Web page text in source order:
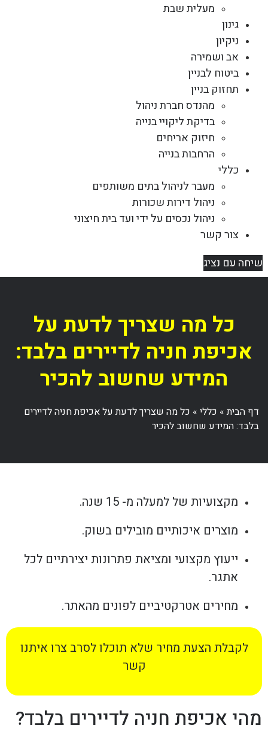
מעלית שבת
גינון
ניקיון
אב ושמירה
ביטוח לבניין
תחזוק בניין
מהנדס חברת ניהול
בדיקת ליקויי בנייה
חיזוק אריחים
הרחבות בנייה
כללי
מעבר לניהול בתים משותפים
ניהול דירות שכורות
ניהול נכסים על ידי ועד בית חיצוני
צור קשר
שיחה עם נציג
כל מה שצריך לדעת על
אכיפת חניה לדיירים בלבד:
המידע שחשוב להכיר
דף הבית» כללי» כל מה שצריך לדעת על אכיפת חניה לדיירים
בלבד: המידע שחשוב להכיר
מקצועיות של למעלה מ- 15 שנה.
מוצרים איכותיים מובילים בשוק.
ייעוץ מקצועי ומציאת פתרונות יצירתיים לכל
אתגר.
מחירים אטרקטיביים לפונים מהאתר.
לקבלת הצעת מחיר שלא תוכלו לסרב צרו איתנו
קשר
מהי אכיפת חניה לדיירים בלבד?